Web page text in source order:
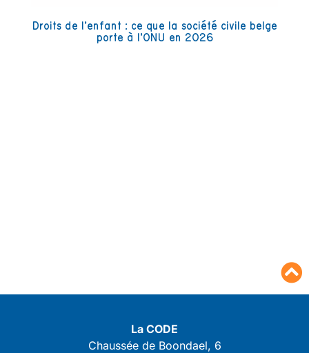
Droits de l’enfant : ce que la société civile belge
porte à l’ONU en 2026
La CODE
Chaussée de Boondael, 6